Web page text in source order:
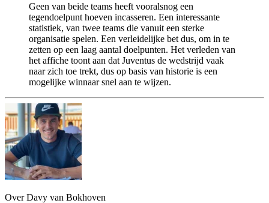
Geen van beide teams heeft vooralsnog een
tegendoelpunt hoeven incasseren. Een interessante
statistiek, van twee teams die vanuit een sterke
organisatie spelen. Een verleidelijke bet dus, om in te
zetten op een laag aantal doelpunten. Het verleden van
het affiche toont aan dat Juventus de wedstrijd vaak
naar zich toe trekt, dus op basis van historie is een
mogelijke winnaar snel aan te wijzen.
Over Davy van Bokhoven